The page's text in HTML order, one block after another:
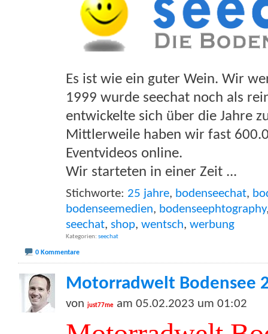
Es ist wie ein guter Wein. Wir
1999 wurde seechat noch als
entwickelte sich über die Jahre
Mittlerweile haben wir fast
Eventvideos online.
Wir starteten in einer Zeit ...
Stichworte: 25 jahre, bodenseechat,
bodenseemedien, bodenseephtography
seechat, shop, wentsch, werbung
Kategorien seechat
0 Kommentare
Motorradwelt Bodensee
von just77me am 05.02.2023 um 01:02